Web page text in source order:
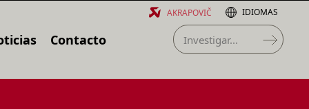
Contacto
IDIOMAS
AKRAPOVIČ